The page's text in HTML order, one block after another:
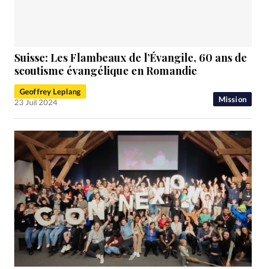
Mission
Suisse: Les Flambeaux de l’Évangile, 60 ans de
scoutisme évangélique en Romandie
Geoffrey Leplang
23 Juil 2024